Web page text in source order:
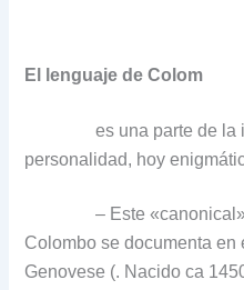
El lenguaje de Colom
es una parte de la
personalidad, hoy
– Este
Colombo se documenta en
Genovese (. Nacido ca